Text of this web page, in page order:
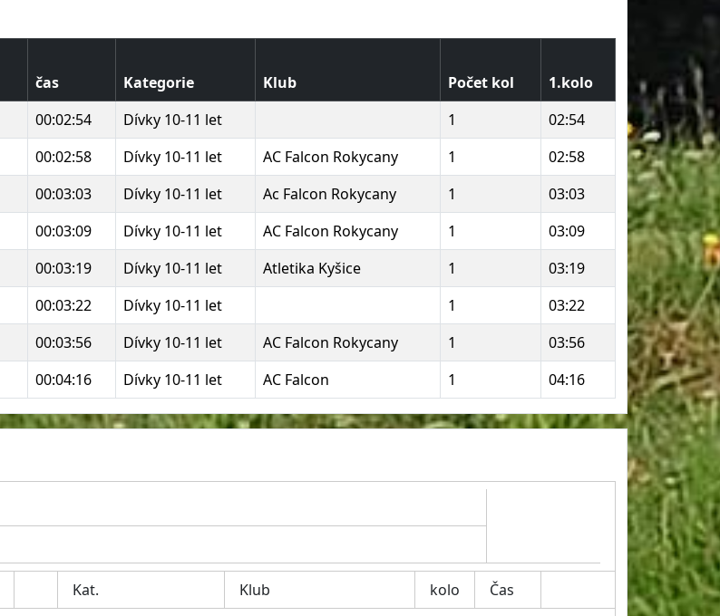
čas Kategorie Klub Počet kol
1.kolo
00:02:54 Dívky 10-11 let 1
02:54
00:02:58 Dívky 10-11 let AC Falcon Rokycany 1
02:58
00:03:03 Dívky 10-11 let Ac Falcon Rokycany 1
03:03
00:03:09 Dívky 10-11 let AC Falcon Rokycany 1
03:09
00:03:19 Dívky 10-11 let Atletika Kyšice 1
03:19
00:03:22 Dívky 10-11 let 1
03:22
00:03:56 Dívky 10-11 let AC Falcon Rokycany 1
03:56
00:04:16 Dívky 10-11 let AC Falcon 1 04:16
Kat. Klub kolo
Čas